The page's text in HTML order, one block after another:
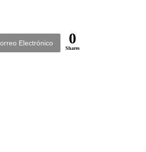
Electrónico 0
Shares